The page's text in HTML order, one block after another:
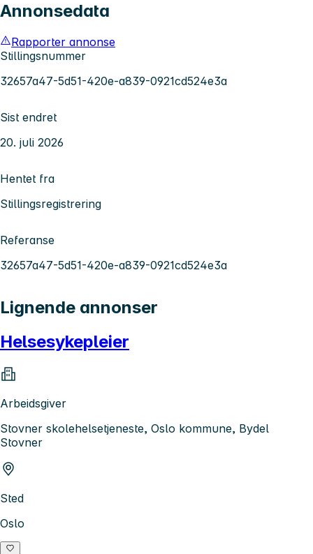
Annonsedata
Rapporter annonse
Stillingsnummer
32657a47-5d51-420e-a839-0921cd524e3a
Sist endret
20. juli 2026
Hentet fra
Stillingsregistrering
Referanse
32657a47-5d51-420e-a839-0921cd524e3a
Lignende annonser
Helsesykepleier
Arbeidsgiver
Stovner skolehelsetjeneste, Oslo kommune, Bydel
Stovner
Sted
Oslo